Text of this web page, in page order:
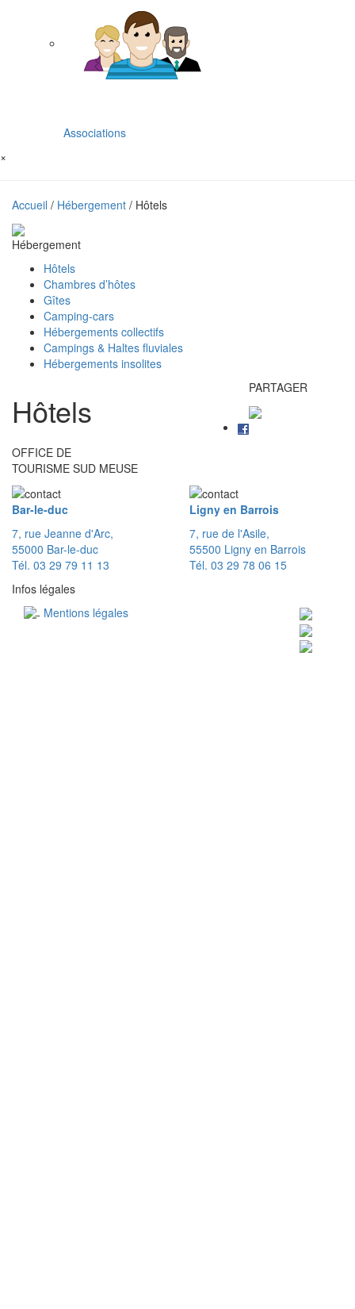
Associations
×
Accueil / Hébergement / Hôtels
Hébergement
Hôtels
Chambres d’hôtes
Gîtes
Camping-cars
Hébergements collectifs
Campings & Haltes fluviales
Hébergements insolites
Hôtels
PARTAGER
OFFICE DE
TOURISME SUD MEUSE
Bar-le-duc
7, rue Jeanne d'Arc,
55000 Bar-le-duc
Tél. 03 29 79 11 13
Ligny en Barrois
7, rue de l'Asile,
55500 Ligny en Barrois
Tél. 03 29 78 06 15
Infos légales
Mentions légales